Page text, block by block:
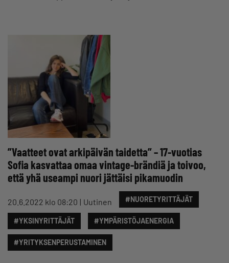
”Vaatteet ovat arkipäivän taidetta” – 17-vuotias
Sofia kasvattaa omaa vintage-brändiä ja toivoo,
että yhä useampi nuori jättäisi pikamuodin
20.6.2022 klo 08:20 Uutinen #NUORETYRITTÄJÄT
#YKSINYRITTÄJÄT #YMPÄRISTÖJAENERGIA
#YRITYKSENPERUSTAMINEN